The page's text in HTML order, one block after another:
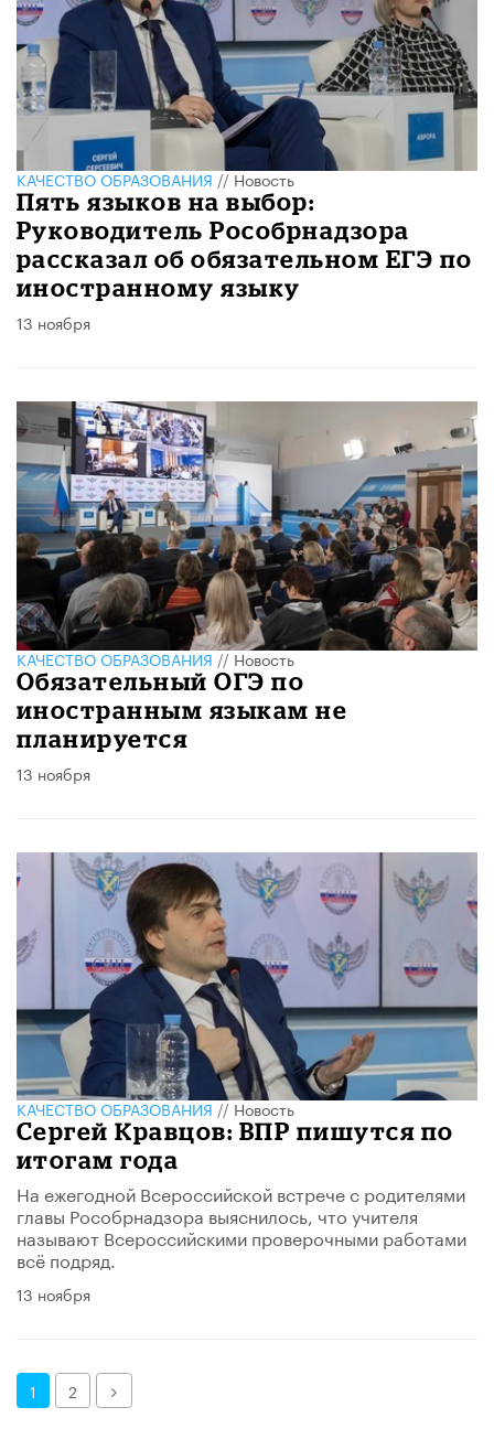
КАЧЕСТВО ОБРАЗОВАНИЯ//Новость
Пять языков на выбор:
Руководитель Рособрнадзора
рассказал об обязательном ЕГЭ по
иностранному языку
13 ноября
КАЧЕСТВО ОБРАЗОВАНИЯ//Новость
Обязательный ОГЭ по
иностранным языкам не
планируется
13 ноября
КАЧЕСТВО ОБРАЗОВАНИЯ//Новость
Сергей Кравцов: ВПР пишутся по
итогам года
На ежегодной Всероссийской встрече с родителями
главы Рособрнадзора выяснилось, что учителя
называют Всероссийскими проверочными работами
всё подряд.
13 ноября
1 2 Далее